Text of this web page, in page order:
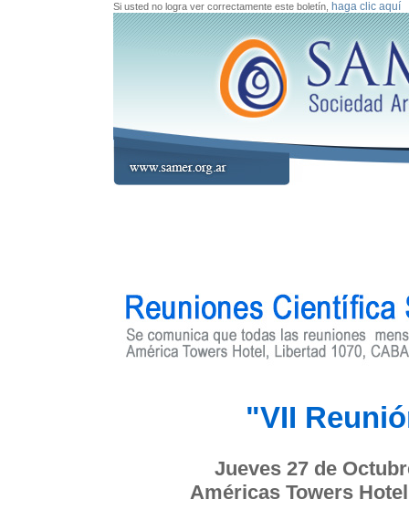
Si usted no logra ver correctamente este boletín, haga clic aquí
"VII
Jueves 27 de
Américas Towers